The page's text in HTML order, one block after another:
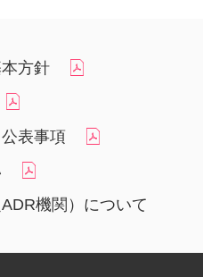
方針
表事項
機関）について